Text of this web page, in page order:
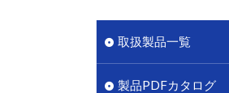
取扱製品一覧
製品PDFカタログ